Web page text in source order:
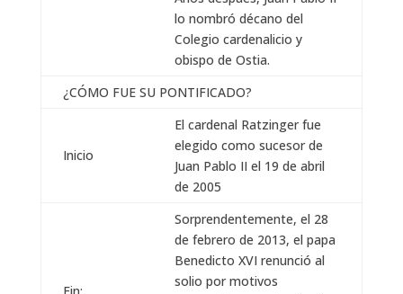
lo nombró décano del
Colegio cardenalicio y
obispo de Ostia.
¿CÓMO FUE SU PONTIFICADO?
Inicio
El cardenal Ratzinger fue
elegido como sucesor de
Juan Pablo II el 19 de abril
de 2005
Sorprendentemente, el 28
de febrero de 2013, el papa
Benedicto XVI renunció al
solio por motivos